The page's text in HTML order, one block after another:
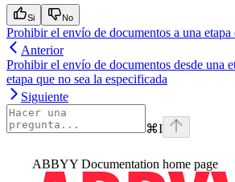
Si No
Prohibir el envío de documentos a una etapa
Anterior
Prohibir el envío de documentos desde una
etapa que no sea la especificada
Siguiente
⌘I
ABBYY Documentation home page